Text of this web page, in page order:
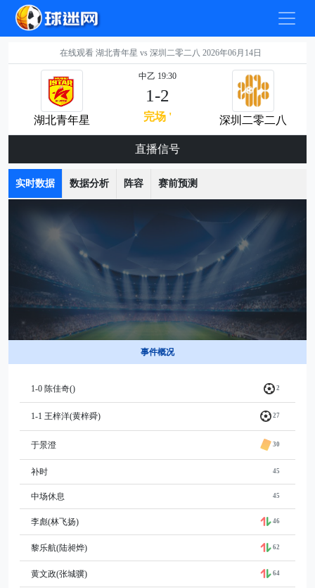
在线观看 湖北青年星 vs 深圳二零二八 2026年06月14日
湖北青年星
中乙 19:30
1-2
完场 ' 深圳二零二八
直播信号
实时数据 数据分析 阵容 赛前预测
事件概况
1-0 陈佳奇() 2
1-1 王梓洋(黄梓舜) 27
于景澄 30
补时 45
中场休息 45
李彪(林飞扬) 46
黎乐航(陆昶烨) 62
黄文政(张城骥) 64